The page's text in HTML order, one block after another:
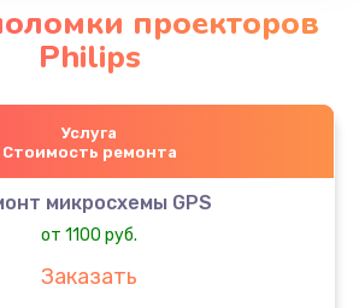
проекторов
Philips
Услуга
Стоимость ремонта
микросхемы GPS
от 1100 руб.
Заказать